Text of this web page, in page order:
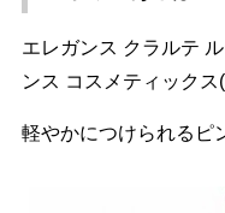
エレガンス クラルテ
ンス コスメティックス
軽やかにつけられるピ